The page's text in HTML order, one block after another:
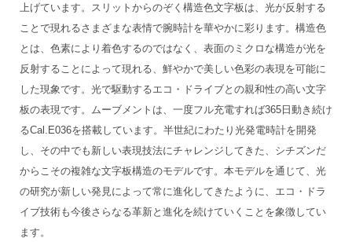
上げています。スリットからのぞく構造色文字板は、光が反射する
ことで現れるさまざまな表情で腕時計を華やかに彩ります。構造色
とは、色素により着色するのではなく、表面のミクロな構造が光を
反射することによって現れる、鮮やかで美しい色彩の表現を可能に
した現象です。光で駆動するエコ・ドライブとの親和性の高い文字
板の表現です。ムーブメントは、一度フル充電すれば365日動き続け
るCal.E036を搭載しています。半世紀にわたり光発電時計を開発
し、その中でも新しい表現技法にチャレンジしてきた、シチズンだ
からこその複雑な文字板構造のモデルです。本モデルを通じて、光
の研究が新しい発見によって常に進化してきたように、エコ・ドラ
イブ技術も今後さらなる革新と進化を続けていくことを象徴してい
ます。